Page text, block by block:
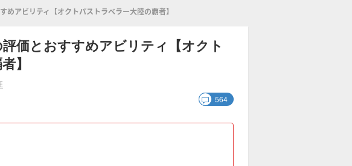
めアビリティ【オクトパストラベラー大陸の覇者】
価とおすすめアビリティ【オクト
】
564